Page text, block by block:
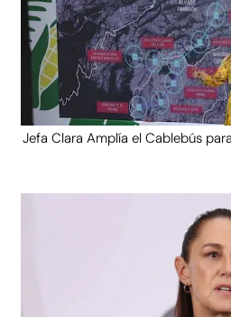
Jefa Clara Amplía el Cablebús